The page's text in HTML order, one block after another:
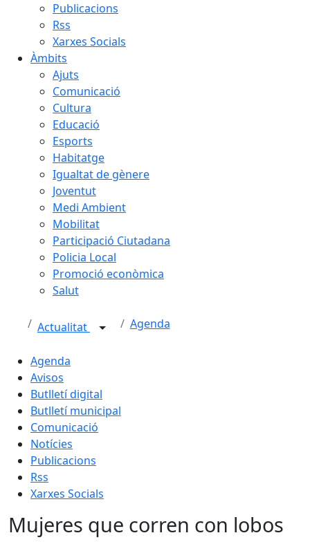
Publicacions
Rss
Xarxes Socials
Àmbits
Ajuts
Comunicació
Cultura
Educació
Esports
Habitatge
Igualtat de gènere
Joventut
Medi Ambient
Mobilitat
Participació Ciutadana
Policia Local
Promoció econòmica
Salut
Actualitat Agenda
Agenda
Avisos
Butlletí digital
Butlletí municipal
Comunicació
Notícies
Publicacions
Rss
Xarxes Socials
Mujeres que corren con lobos